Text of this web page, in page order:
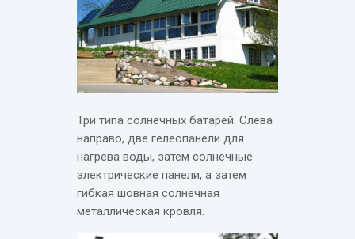
Три типа солнечных батарей. Слева
направо, две гелеопанели для
нагрева воды, затем солнечные
электрические панели, а затем
гибкая шовная солнечная
металлическая кровля.